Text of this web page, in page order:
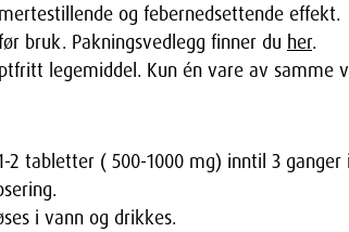
og febernedsettende effekt.
bruk. Pakningsvedlegg finner du her.
legemiddel. Kun én vare av samme
2 tabletter ( 500-1000 mg) inntil 3
i vann og drikkes.